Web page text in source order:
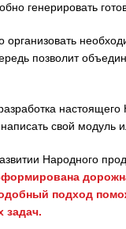
генерировать
позволит
свой модуль
Народного
подход
задач.